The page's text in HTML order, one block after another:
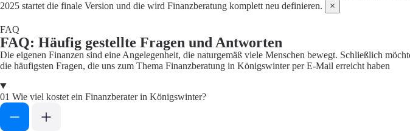
2025 startet die finale Version und die wird Finanzberatung komplett neu definieren.
×
FAQ
FAQ: Häufig gestellte Fragen und Antworten
Die eigenen Finanzen sind eine Angelegenheit, die naturgemäß viele Menschen bewegt. Schließlich
die häufigsten Fragen, die uns zum Thema Finanzberatung in Königswinter per E-Mail erreicht haben
01 Wie viel kostet ein Finanzberater in Königswinter?